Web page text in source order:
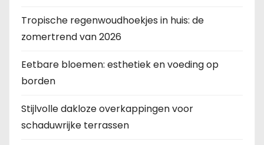
Tropische regenwoudhoekjes in huis: de
zomertrend van 2026
Eetbare bloemen: esthetiek en voeding op
borden
Stijlvolle dakloze overkappingen voor
schaduwrijke terrassen